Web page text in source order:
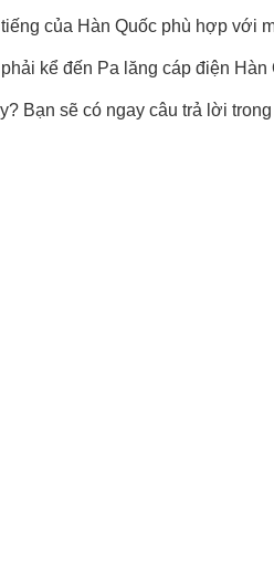
của Hàn Quốc phù hợp với
kể đến Pa lăng cáp điện Hàn
Bạn sẽ có ngay câu trả lời